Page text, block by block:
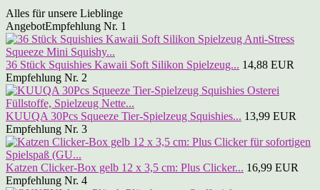
Alles für unsere Lieblinge
AngebotEmpfehlung Nr. 1
36 Stück Squishies Kawaii Soft Silikon Spielzeug... 14,88 EUR
Empfehlung Nr. 2
KUUQA 30Pcs Squeeze Tier-Spielzeug Squishies... 13,99 EUR
Empfehlung Nr. 3
Katzen Clicker-Box gelb 12 x 3,5 cm: Plus Clicker... 16,99 EUR
Empfehlung Nr. 4